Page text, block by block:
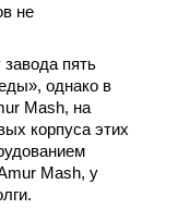
не
пять
однако в
Mash, на
корпуса этих
Mash, у